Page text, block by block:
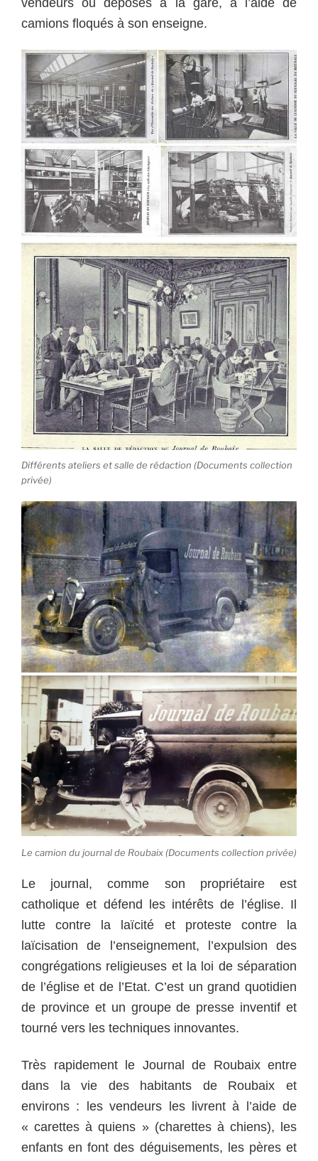
camions floqués à son enseigne.
Différents ateliers et salle de rédaction (Documents collection
privée)
Le camion du journal de Roubaix (Documents collection privée)
Le journal, comme son propriétaire est
catholique et défend les intérêts de l’église. Il
lutte contre la laïcité et proteste contre la
laïcisation de l’enseignement, l’expulsion des
congrégations religieuses et la loi de séparation
de l’église et de l’Etat. C’est un grand quotidien
de province et un groupe de presse inventif et
tourné vers les techniques innovantes.
Très rapidement le Journal de Roubaix entre
dans la vie des habitants de Roubaix et
environs : les vendeurs les livrent à l’aide de
« carettes à quiens » (charettes à chiens), les
enfants en font des déguisements, les pères et